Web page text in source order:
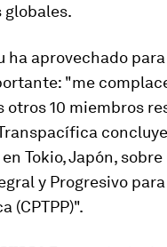
globales.
ha aprovechado
"me
otros 10 miembros
Tokio, Japón,
y Progresivo
(CPTPP)".